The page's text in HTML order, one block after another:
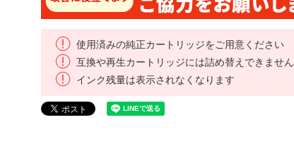
使用済みの純正カートリッジをご用意ください
互換や再生カートリッジには詰め替えできません
インク残量は表示されなくなります